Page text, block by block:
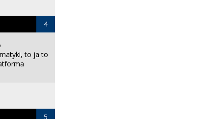
to ja to
4
5